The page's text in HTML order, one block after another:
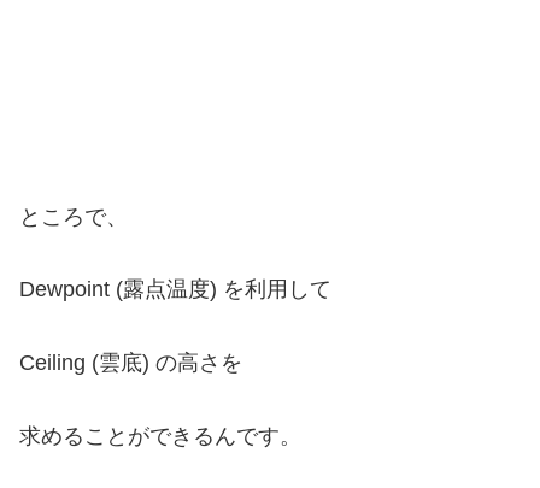
ところで、
Dewpoint (露点温度) を利用して
Ceiling (雲底) の高さを
求めることができるんです。